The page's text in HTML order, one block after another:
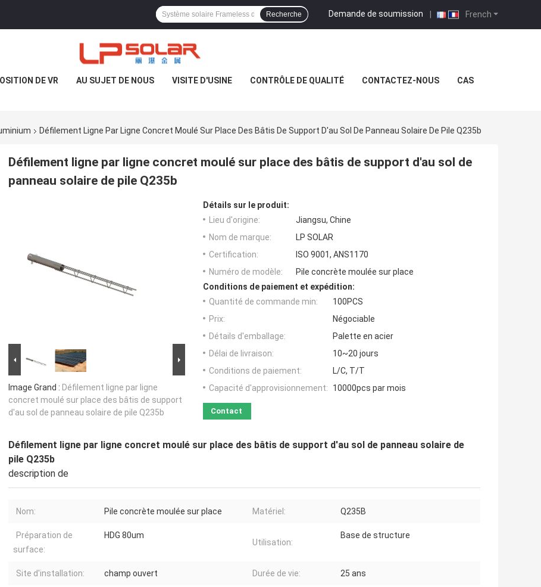
French
Demande de soumission |
Recherche
DE VR AU SUJET DE NOUS VISITE D'USINE CONTRÔLE DE QUALITÉ CONTACTEZ-NOUS CAS
Défilement Ligne Par Ligne Concret Moulé Sur Place Des Bâtis De Support D'au Sol De Panneau Solaire De Pile Q235b
Défilement ligne par ligne concret moulé sur place des bâtis de support d'au sol de
panneau solaire de pile Q235b
Image Grand : Défilement ligne par ligne
concret moulé sur place des bâtis de support
d'au sol de panneau solaire de pile Q235b
Détails sur le produit:
Lieu d'origine:
Jiangsu, Chine
Nom de marque:
LP SOLAR
Certification:
ISO 9001, ANS1170
Numéro de modèle:
Pile concrète moulée sur place
Conditions de paiement et expédition:
Quantité de commande min:
100PCS
Prix:
Négociable
Détails d'emballage:
Palette en acier
Délai de livraison:
10~20 jours
Conditions de paiement:
L/C, T/T
Capacité d'approvisionnement:
10000pcs par mois
Contact
Défilement ligne par ligne concret moulé sur place des bâtis de support d'au sol de panneau solaire de
pile Q235b
description de
Nom: Pile concrète moulée sur place Matériel: Q235B
Préparation de
surface:
HDG 80um
Utilisation:
Base de structure
Site d'installation: champ ouvert Durée de vie: 25 ans